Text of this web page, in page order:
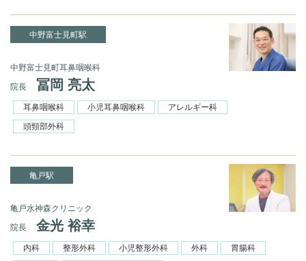
中野富士見町駅
中野富士見町耳鼻咽喉科
院長
冨岡 亮太
耳鼻咽喉科 小児耳鼻咽喉科
アレルギー科
頭頸部外科
亀戸駅
亀戸水神森クリニック
院長
金光 裕幸
内科 整形外科 小児整形外科 外科
胃腸科